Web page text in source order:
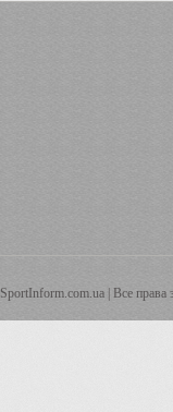
| Все